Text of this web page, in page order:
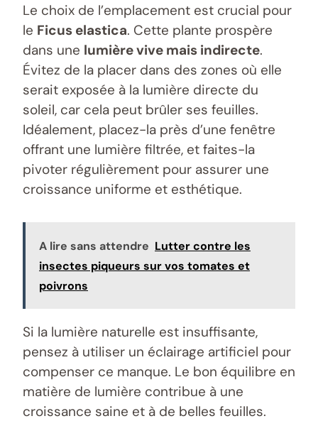
Le choix de l’emplacement est crucial pour
le Ficus elastica. Cette plante prospère
dans une lumière vive mais indirecte.
Évitez de la placer dans des zones où elle
serait exposée à la lumière directe du
soleil, car cela peut brûler ses feuilles.
Idéalement, placez-la près d’une fenêtre
offrant une lumière filtrée, et faites-la
pivoter régulièrement pour assurer une
croissance uniforme et esthétique.
A lire sans attendre Lutter contre les
insectes piqueurs sur vos tomates et
poivrons
Si la lumière naturelle est insuffisante,
pensez à utiliser un éclairage artificiel pour
compenser ce manque. Le bon équilibre en
matière de lumière contribue à une
croissance saine et à de belles feuilles.